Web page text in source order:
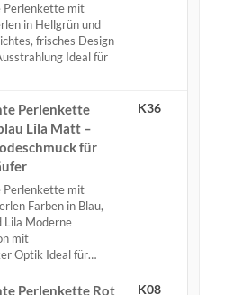
Perlenkette mit
in Hellgrün und
frisches Design
Ideal für
Perlenkette
Lila Matt –
für
Perlenkette mit
Farben in Blau,
Lila Moderne
mit
Optik Ideal für…
K36
Perlenkette Rot
K08